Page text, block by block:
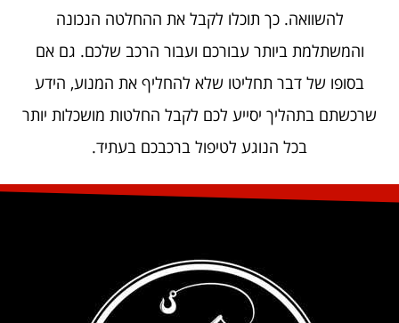
להשוואה. כך תוכלו לקבל את ההחלטה הנכונה
והמשתלמת ביותר עבורכם ועבור הרכב שלכם. גם אם
בסופו של דבר תחליטו שלא להחליף את המנוע, הידע
שרכשתם בתהליך יסייע לכם לקבל החלטות מושכלות יותר
בכל הנוגע לטיפול ברכבכם בעתיד.